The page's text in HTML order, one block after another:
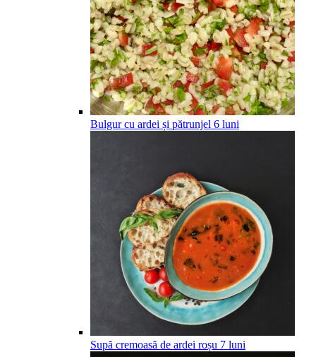
Bulgur cu ardei și pătrunjel 6 luni
Supă cremoasă de ardei roșu 7 luni